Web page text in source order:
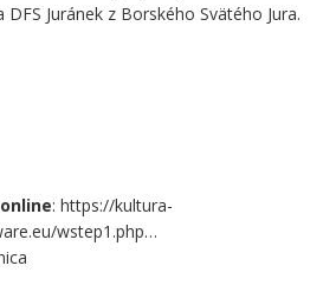
Juránek z Borského Svätého Jura.
: https://kultura-
wstep1.php…